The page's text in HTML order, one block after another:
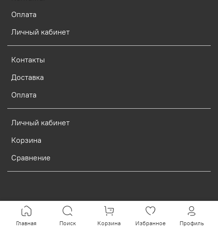
Оплата
Личный кабинет
Контакты
Доставка
Оплата
Личный кабинет
Корзина
Сравнение
Главная Поиск Корзина Избранное Профиль
Verification: d773dcf9c7c1c3e0